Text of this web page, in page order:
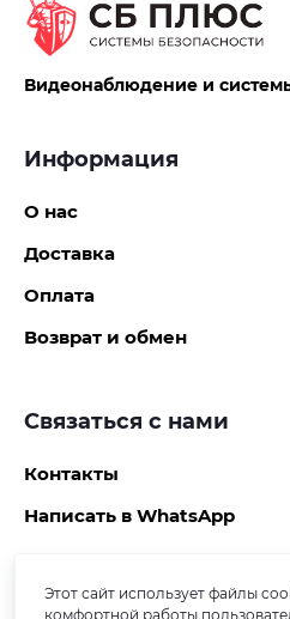
Видеонаблюдение и
Информация
О нас
Доставка
Оплата
Возврат и обмен
Связаться с нами
Контакты
Написать в WhatsApp
Подпишитесь на
Этот сайт использует файлы
комфортной работы